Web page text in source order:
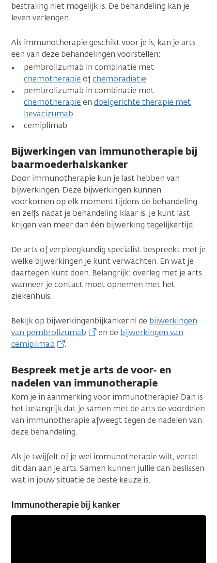
bestraling niet mogelijk is. De behandeling kan je
leven verlengen.
Als immunotherapie geschikt voor je is, kan je arts
een van deze behandelingen voorstellen:
pembrolizumab in combinatie met
chemotherapie ofchemoradiatie
pembrolizumab in combinatie met
chemotherapie en doelgerichte therapie met
bevacizumab
cemiplimab
Bijwerkingen van immunotherapie bij
baarmoederhalskanker
Door immunotherapie kun je last hebben van
bijwerkingen. Deze bijwerkingen kunnen
voorkomen op elk moment tijdens de behandeling
en zelfs nadat je behandeling klaar is. Je kunt last
krijgen van meer dan één bijwerking tegelijkertijd.
De arts of verpleegkundig specialist bespreekt met je
welke bijwerkingen je kunt verwachten. En wat je
daartegen kunt doen. Belangrijk: overleg met je arts
wanneer je contact moet opnemen met het
ziekenhuis.
Bekijk op bijwerkingenbijkanker.nl de bijwerkingen
van pembrolizumab
en de bijwerkingen van
cemiplimab
.
Bespreek met je arts de voor- en
nadelen van immunotherapie
Kom je in aanmerking voor immunotherapie? Dan is
het belangrijk dat je samen met de arts de voordelen
van immunotherapie afweegt tegen de nadelen van
deze behandeling.
Als je twijfelt of je wel immunotherapie wilt, vertel
dit dan aan je arts. Samen kunnen jullie dan beslissen
wat in jouw situatie de beste keuze is.
Immunotherapie bij kanker